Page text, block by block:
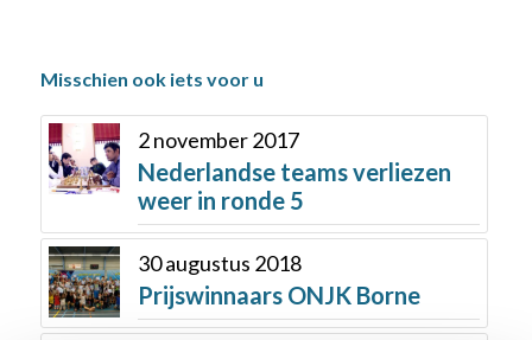
Misschien ook iets voor u
2 november 2017
Nederlandse teams verliezen
weer in ronde 5
30 augustus 2018
Prijswinnaars ONJK Borne